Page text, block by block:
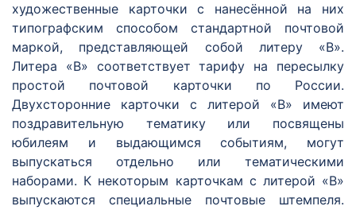
художественные карточки с нанесённой на них
типографским способом стандартной почтовой
маркой, представляющей собой литеру «В».
Литера «В» соответствует тарифу на пересылку
простой почтовой карточки по России.
Двухсторонние карточки с литерой «В» имеют
поздравительную тематику или посвящены
юбилеям и выдающимся событиям, могут
выпускаться отдельно или тематическими
наборами. К некоторым карточкам с литерой «В»
выпускаются специальные почтовые штемпеля.